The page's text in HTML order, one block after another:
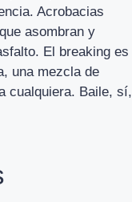
Acrobacias
asombran y
El breaking es
una mezcla de
cualquiera. Baile, sí,